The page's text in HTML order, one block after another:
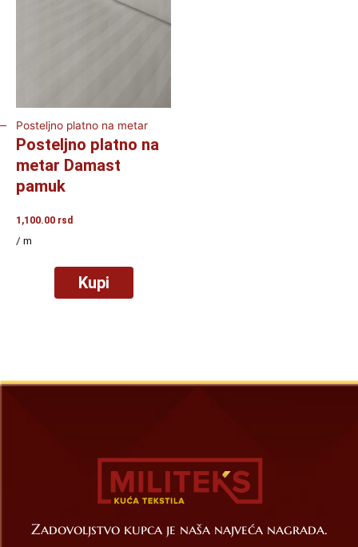
Posteljno platno na metar
Posteljno platno na
metar Damast
pamuk
1,100.00 rsd
/ m
Kupi
Zadovoljstvo kupca je naša najveća nagrada.